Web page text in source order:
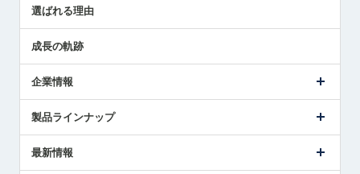
解決策提案
選ばれる理由
成長の軌跡
企業情報
ごあいさつ
受賞履歴
製品ラインナップ
ツールセッタ製品
最新情報